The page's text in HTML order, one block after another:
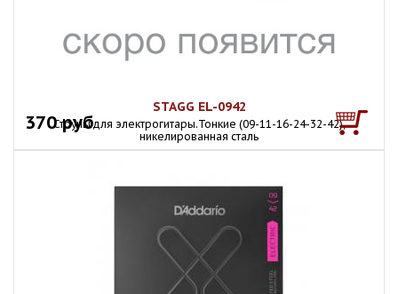
STAGG EL-0942
Струны для электрогитары.Тонкие (09-11-16-24-32-42),
никелированная сталь
370 руб